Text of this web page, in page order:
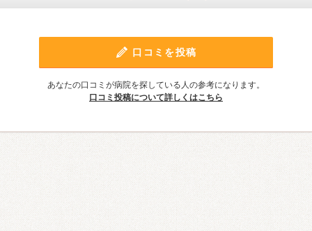
口コミを投稿
あなたの口コミが病院を探している人の参考になります。
口コミ投稿について詳しくはこちら